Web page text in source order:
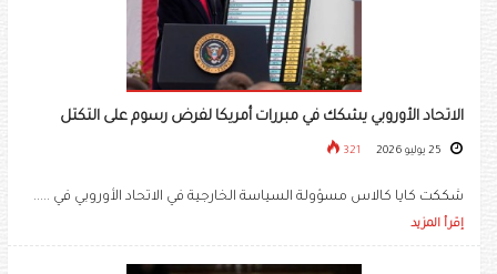
الاتحاد الأوروبي يشكك في مبررات أمريكا لفرض رسوم على التكتل
321
شككت ​كايا كالاس مسؤولة السياسة الخارجية في الاتحاد الأوروبي في .....
إقرأ المزيد